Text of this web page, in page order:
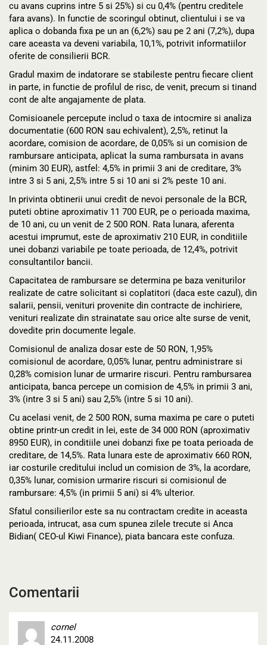
cu avans cuprins intre 5 si 25%) si cu 0,4% (pentru creditele
fara avans). In functie de scoringul obtinut, clientului i se va
aplica o dobanda fixa pe un an (6,2%) sau pe 2 ani (7,2%), dupa
care aceasta va deveni variabila, 10,1%, potrivit informatiilor
oferite de consilierii BCR.
Gradul maxim de indatorare se stabileste pentru fiecare client
in parte, in functie de profilul de risc, de venit, precum si tinand
cont de alte angajamente de plata.
Comisioanele percepute includ o taxa de intocmire si analiza
documentatie (600 RON sau echivalent), 2,5%, retinut la
acordare, comision de acordare, de 0,05% si un comision de
rambursare anticipata, aplicat la suma rambursata in avans
(minim 30 EUR), astfel: 4,5% in primii 3 ani de creditare, 3%
intre 3 si 5 ani, 2,5% intre 5 si 10 ani si 2% peste 10 ani.
In privinta obtinerii unui credit de nevoi personale de la BCR,
puteti obtine aproximativ 11 700 EUR, pe o perioada maxima,
de 10 ani, cu un venit de 2 500 RON. Rata lunara, aferenta
acestui imprumut, este de aproximativ 210 EUR, in conditiile
unei dobanzi variabile pe toate perioada, de 12,4%, potrivit
consultantilor bancii.
Capacitatea de rambursare se determina pe baza veniturilor
realizate de catre solicitant si coplatitori (daca este cazul), din
salarii, pensii, venituri provenite din contracte de inchiriere,
venituri realizate din strainatate sau orice alte surse de venit,
dovedite prin documente legale.
Comisionul de analiza dosar este de 50 RON, 1,95%
comisionul de acordare, 0,05% lunar, pentru administrare si
0,28% comision lunar de urmarire riscuri. Pentru rambursarea
anticipata, banca percepe un comision de 4,5% in primii 3 ani,
3% (intre 3 si 5 ani) sau 2,5% (intre 5 si 10 ani).
Cu acelasi venit, de 2 500 RON, suma maxima pe care o puteti
obtine printr-un credit in lei, este de 34 000 RON (aproximativ
8950 EUR), in conditiile unei dobanzi fixe pe toata perioada de
creditare, de 14,5%. Rata lunara este de aproximativ 660 RON,
iar costurile creditului includ un comision de 3%, la acordare,
0,35% lunar, comision urmarire riscuri si comisionul de
rambursare: 4,5% (in primii 5 ani) si 4% ulterior.
Sfatul consilierilor este sa nu contractam credite in aceasta
perioada, intrucat, asa cum spunea zilele trecute si Anca
Bidian( CEO-ul Kiwi Finance), piata bancara este confuza.
Comentarii
cornel
24.11.2008